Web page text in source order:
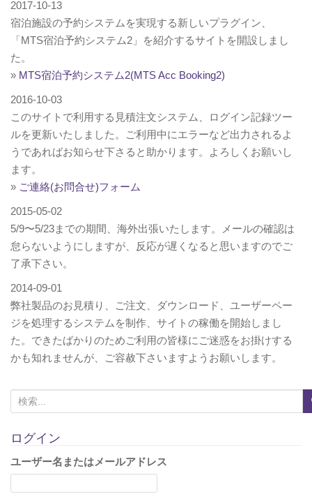
2017-10-13
宿泊施設の予約システムを実現する新しいプラグイン、
「MTS宿泊予約システム2」を紹介するサイトを開設しまし
た。
» MTS宿泊予約システム2(MTS Acc Booking2)
2016-10-03
このサイトで利用する見積注文システム、ログイン記録ツー
ルを更新いたしました。ご利用中にエラーなど出力されるよ
うであればお知らせ下さると助かります。よろしくお願いし
ます。
» ご連絡(お問合せ)フォーム
2015-05-02
5/9〜5/23までの期間、海外出張いたします。メールの確認は
怠らないようにしますが、反応が遅くなると思いますのでご
了承下さい。
2014-09-01
弊社製品のお見積り、ご注文、ダウンロード、ユーザーペー
ジを処理するシステムを制作、サイトの稼働を開始しまし
た。できたばかりのためご利用の皆様にご迷惑をお掛けする
かも知れませんが、ご容赦下さいますようお願いします。
検
索
:ログイン
ユーザー名またはメールアドレス